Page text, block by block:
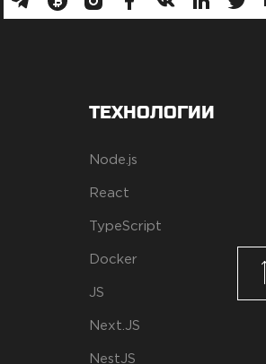
ТЕХНОЛОГИИ
Node.js
React
TypeScript
Docker
JS
Next.JS
NestJS